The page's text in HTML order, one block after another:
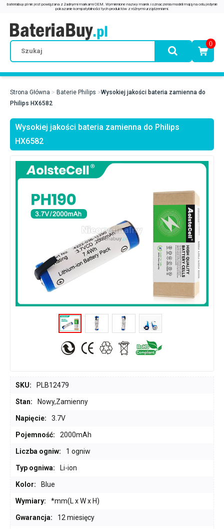
0
Strona Główna Baterie Philips
Wysokiej jakości bateria zamienna do
Philips HX6582
Wysokiej jakości bateria zamienna do Philips
HX6582
SKU: PLB12479
Stan: Nowy,Zamienny
Napięcie: 3.7V
Pojemność: 2000mAh
Liczba ogniw: 1 ogniw
Typ ogniwa: Li-ion
Kolor: Blue
Wymiary: *mm(L x W x H)
Gwarancja: 12 miesięcy